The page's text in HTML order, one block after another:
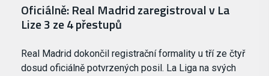
Oficiálně: Real Madrid zaregistroval v La
Lize 3 ze 4 přestupů
Real Madrid dokončil registrační formality u tří ze čtyř
dosud oficiálně potvrzených posil. La Liga na svých